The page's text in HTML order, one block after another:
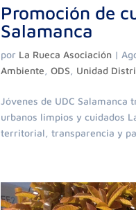
Promoción de
Salamanca
por La Rueca Asociación |
Ambiente ,ODS Unidad
Jóvenes de UDC
urbanos limpios y cuidados
territorial, transparencia y